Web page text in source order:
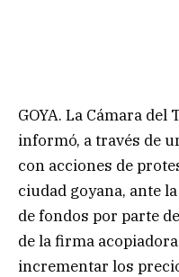
GOYA. La Cámara
informó, a través de
con acciones de
ciudad goyana, ante
de fondos por parte
de la firma
incrementar los